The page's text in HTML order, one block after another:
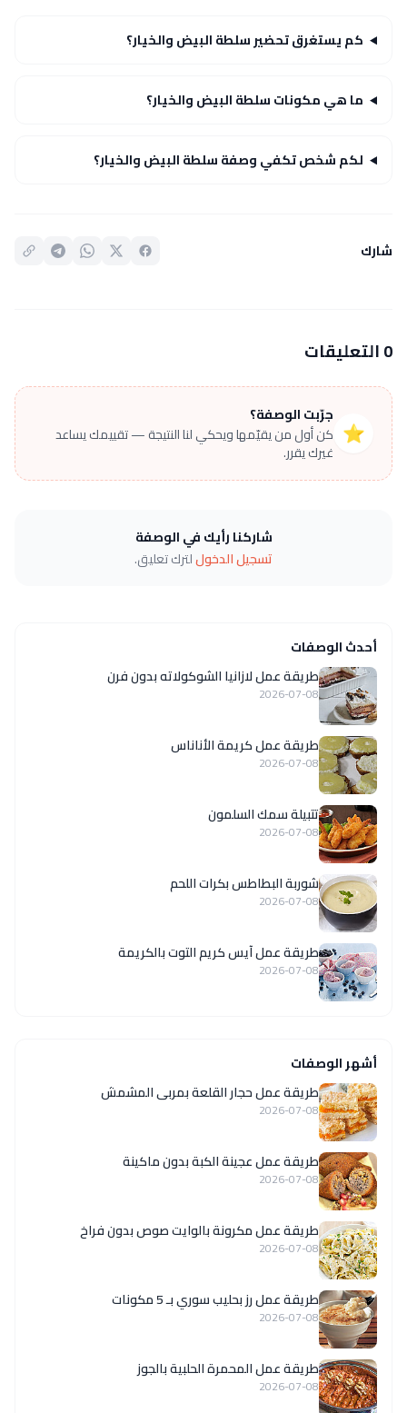
كم يستغرق تحضير سلطة البيض والخيار؟
ما هي مكونات سلطة البيض والخيار؟
لكم شخص تكفي وصفة سلطة البيض والخيار؟
شارك
0 التعليقات
⭐
جرّبت الوصفة؟
كن أول من يقيّمها ويحكي لنا النتيجة — تقييمك يساعد
غيرك يقرر.
شاركنا رأيك في الوصفة
تسجيل الدخوللترك تعليق.
أحدث الوصفات
طريقة عمل لازانيا الشوكولاته بدون فرن
2026-07-08
طريقة عمل كريمة الأناناس
2026-07-08
تتبيلة سمك السلمون
2026-07-08
شوربة البطاطس بكرات اللحم
2026-07-08
طريقة عمل آيس كريم التوت بالكريمة
2026-07-08
أشهر الوصفات
طريقة عمل حجار القلعة بمربى المشمش
2026-07-08
طريقة عمل عجينة الكبة بدون ماكينة
2026-07-08
طريقة عمل مكرونة بالوايت صوص بدون فراخ
2026-07-08
طريقة عمل رز بحليب سوري بـ 5 مكونات
2026-07-08
طريقة عمل المحمرة الحلبية بالجوز
2026-07-08